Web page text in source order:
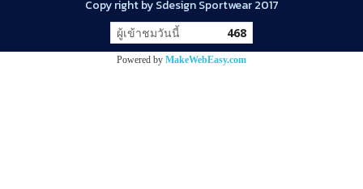
Copy right by Sdesign Sportwear 2017
ผู้เข้าชมวันนี้ 468
Powered by MakeWebEasy.com